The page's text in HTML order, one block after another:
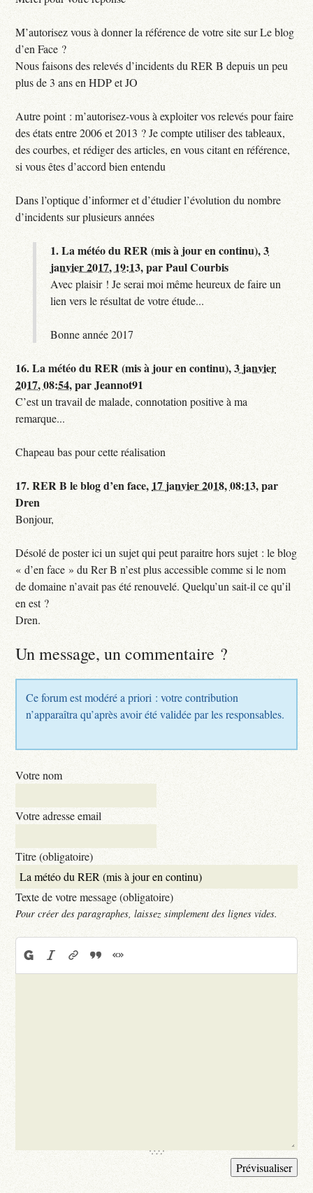
M’autorisez vous à donner la référence de votre site sur Le blog
d’en Face ?
Nous faisons des relevés d’incidents du RER B depuis un peu
plus de 3 ans en HDP et JO
Autre point : m’autorisez-vous à exploiter vos relevés pour faire
des états entre 2006 et 2013 ? Je compte utiliser des tableaux,
des courbes, et rédiger des articles, en vous citant en référence,
si vous êtes d’accord bien entendu
Dans l’optique d’informer et d’étudier l’évolution du nombre
d’incidents sur plusieurs années
1.La météo du RER (mis à jour en continu),3
janvier 2017, 19:13,parPaul Courbis
Avec plaisir ! Je serai moi même heureux de faire un
lien vers le résultat de votre étude...
Bonne année 2017
16.La météo du RER (mis à jour en continu),3 janvier
2017, 08:54,parJeannot91
C’est un travail de malade, connotation positive à ma
remarque...
Chapeau bas pour cette réalisation
17.RER B le blog d’en face, 17 janvier 2018, 08:13,par
Dren
Bonjour,
Désolé de poster ici un sujet qui peut paraitre hors sujet : le blog
« d’en face » du Rer B n’est plus accessible comme si le nom
de domaine n’avait pas été renouvelé. Quelqu’un sait-il ce qu’il
en est ?
Dren.
Un message, un commentaire ?
Ce forum est modéré a priori : votre contribution
n’apparaîtra qu’après avoir été validée par les responsables.
Votre nom
Votre adresse email
Titre (obligatoire)
Texte de votre message (obligatoire)
Pour créer des paragraphes, laissez simplement des lignes vides.